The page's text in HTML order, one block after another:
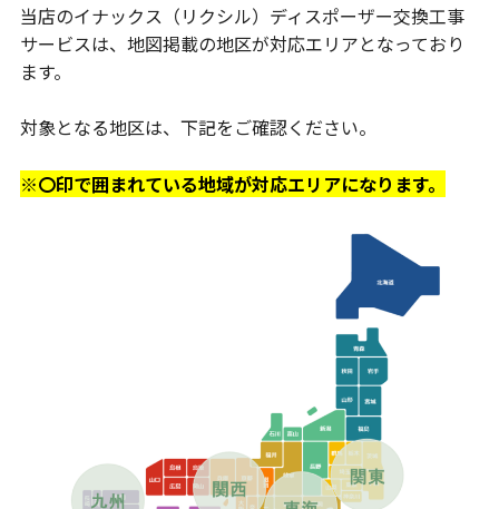
当店のイナックス（リクシル）ディスポーザー交換工事
サービスは、地図掲載の地区が対応エリアとなっており
ます。
対象となる地区は、下記をご確認ください。
※〇印で囲まれている地域が対応エリアになります。